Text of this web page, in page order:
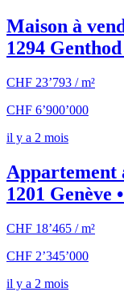
Maison à
1294 Genthod
CHF 23’793 / m²
CHF 6’900’000
il y a 2 mois
Appartement
1201 Genève
CHF 18’465 / m²
CHF 2’345’000
il y a 2 mois